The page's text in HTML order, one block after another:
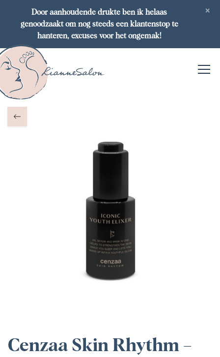
×
Door aanhoudende drukte ben ik helaas
genoodzaakt om nog steeds een klantenstop te
hanteren, excuses voor het ongemak!
Cenzaa Skin Rhythm –